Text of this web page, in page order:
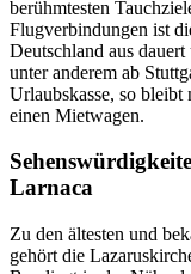
berühmtesten
Flugverbindungen ist
Deutschland aus
unter anderem ab
Urlaubskasse, so
einen Mietwagen.
Larnaca
Zu den ältesten und
gehört die